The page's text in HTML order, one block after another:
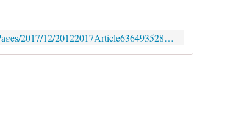
http://www.cafepedagogique.net/lexpresso/Pages/2017/12/20122017Article636493528997699150.aspx